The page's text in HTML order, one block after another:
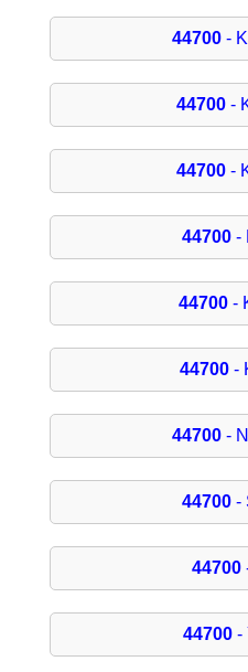
44700 -
44700 -
44700-
44700 -
44700-
44700-
44700 -
44700 -
44700
44700-